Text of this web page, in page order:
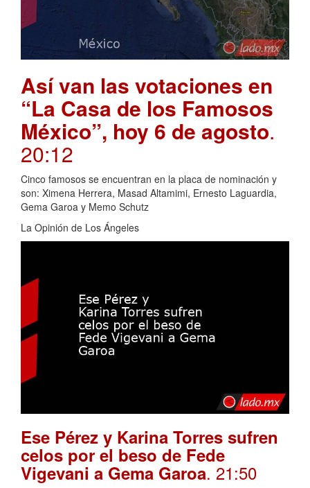
Así van las votaciones en
“La Casa de los Famosos
México”, hoy 6 de agosto.
20:12
Cinco famosos se encuentran en la placa de nominación y
son: Ximena Herrera, Masad Altamimi, Ernesto Laguardia,
Gema Garoa y Memo Schutz
La Opinión de Los Ángeles
Ese Pérez y Karina Torres sufren
celos por el beso de Fede
Vigevani a Gema Garoa. 21:50